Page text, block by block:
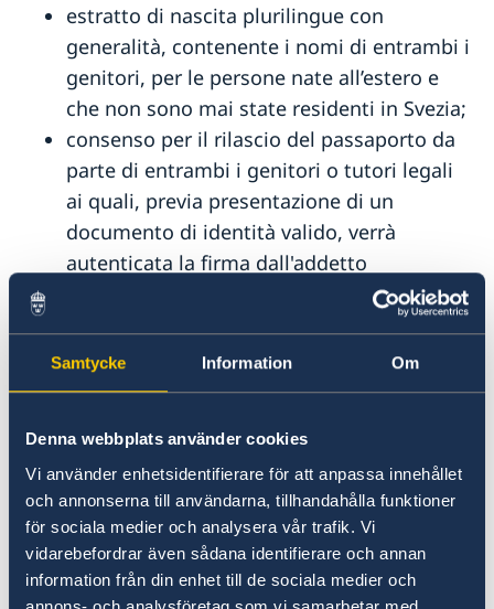
Samtycke Information Om
Denna webbplats använder cookies
Vi använder enhetsidentifierare för att anpassa innehållet
och annonserna till användarna, tillhandahålla funktioner
för sociala medier och analysera vår trafik. Vi
vidarebefordrar även sådana identifierare och annan
information från din enhet till de sociala medier och
estratto di nascita plurilingue con
generalità, contenente i nomi di entrambi i
genitori, per le persone nate all’estero e
che non sono mai state residenti in Svezia;
consenso per il rilascio del passaporto da
parte di entrambi i genitori o tutori legali
ai quali, previa presentazione di un
documento di identità valido, verrà
autenticata la firma dall'addetto
dell’Ambasciata. Qualora un genitore o
tutore legale fosse impossibilitato a
recarsi in Ambasciata è possibile firmare
un consenso presso un Consolato in Italia.
tramite il modulo
(Passbilaga - vårdnadshavares
medgivande).
Nel modulo la firma del genitore non
presente deve essere autenticata da parte
di una persona che abbia compiuto la